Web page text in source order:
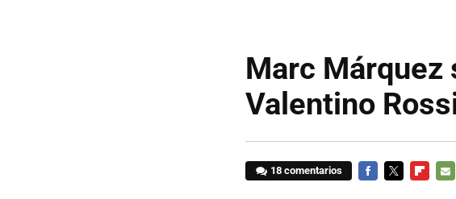
Marc Márquez
Valentino
18 comentarios